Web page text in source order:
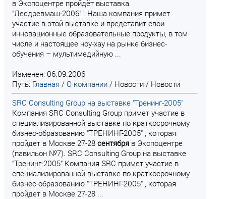
в Экспоцентре пройдёт выставка
"Лесдревмаш-2006" . Наша компания примет
участие в этой выставке и представит свои
инновационные образовательные продукты, в том
числе и настоящее ноу-хау на рынке бизнес-
обучения – мультимедийную ...
Изменен: 06.09.2006
Путь: Главная / О компании / Новости / Новости
SRC Consulting Group на выставке "Тренинг-2005"
Компания SRC Consulting Group примет участие в
специализированной выставке по краткосрочному
бизнес-образованию "ТРЕНИНГ-2005" , которая
пройдет в Москве 27-28 сентября в Экспоцентре
(павильон №7). SRC Consulting Group на выставке
"Тренинг-2005" Компания SRC примет участие в
специализированной выставке по краткосрочному
бизнес-образованию "ТРЕНИНГ-2005" , которая
пройдет в Москве 27-28 ...